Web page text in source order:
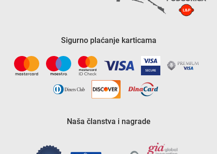
Sigurno plaćanje karticama
Naša članstva i nagrade